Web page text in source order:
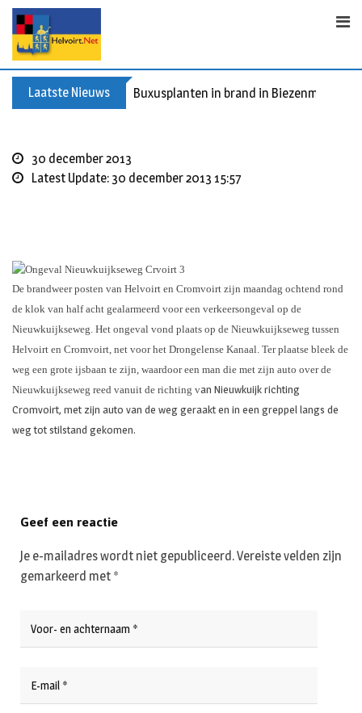
p
Laatste Nieuws Buxusplanten in brand in Biezenmortel,
30 december 2013
Latest Update: 30 december 2013 15:57
De brandweer posten van Helvoirt en Cromvoirt zijn maandag ochtend rond
de klok van half acht gealarmeerd voor een verkeersongeval op de
Nieuwkuijkseweg. Het ongeval vond plaats op de Nieuwkuijkseweg tussen
Helvoirt en Cromvoirt, net voor het Drongelense Kanaal. Ter plaatse bleek de
weg een grote ijsbaan te zijn, waardoor een man die met zijn auto over de
Nieuwkuijkseweg reed vanuit de richting van Nieuwkuijk richting
Cromvoirt, met zijn auto van de weg geraakt en in een greppel langs de
weg tot stilstand gekomen.
Geef een reactie
Je e-mailadres wordt niet gepubliceerd.Vereiste velden zijn
gemarkeerd met *